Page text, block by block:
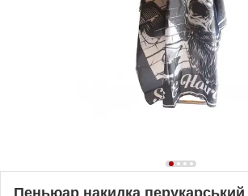
Пеньюар накидка